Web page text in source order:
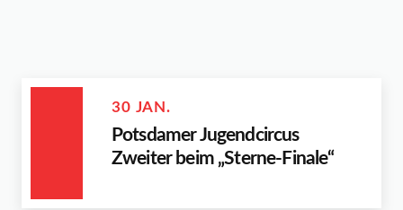
30 JAN.
Potsdamer Jugendcircus
Zweiter beim „Sterne-Finale“